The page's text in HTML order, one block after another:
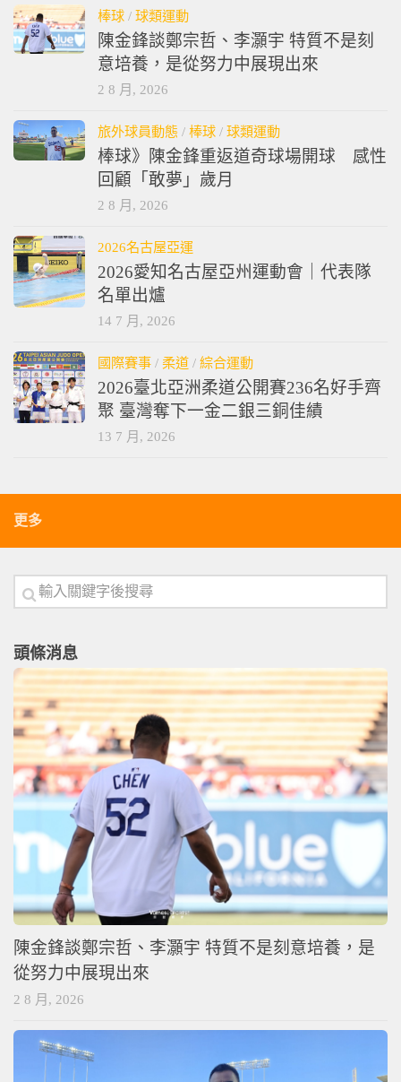
棒球 / 球類運動
陳金鋒談鄭宗哲、李灝宇 特質不是刻
意培養，是從努力中展現出來
2 8 月, 2026
旅外球員動態 / 棒球 / 球類運動
棒球》陳金鋒重返道奇球場開球 感性
回顧「敢夢」歲月
2 8 月, 2026
2026名古屋亞運
2026愛知名古屋亞州運動會｜代表隊
名單出爐
14 7 月, 2026
國際賽事 / 柔道 / 綜合運動
2026臺北亞洲柔道公開賽236名好手齊
聚 臺灣奪下一金二銀三銅佳績
13 7 月, 2026
更多
頭條消息
陳金鋒談鄭宗哲、李灝宇 特質不是刻意培養，是
從努力中展現出來
2 8 月, 2026